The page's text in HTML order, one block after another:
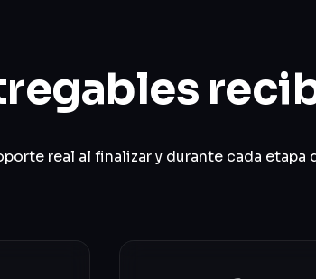
real al finalizar y durante cada etapa